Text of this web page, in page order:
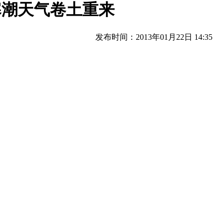
天气卷土重来
发布时间：2013年01月22日 14:35